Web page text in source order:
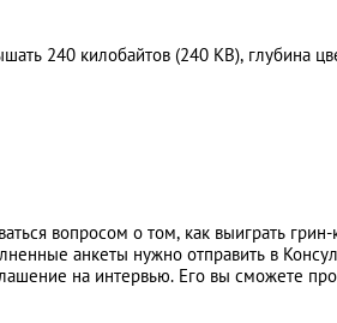
240 килобайтов (240 KB), глубина
вопросом о том, как выиграть грин-
анкеты нужно отправить в
на интервью. Его вы сможете